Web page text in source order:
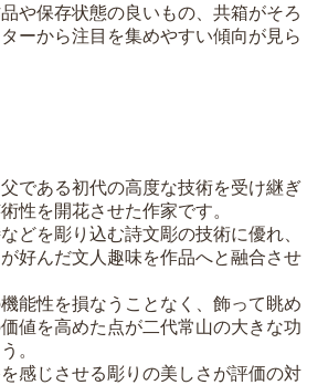
や保存状態の良いもの、共箱がそろ
ーから注目を集めやすい傾向が見ら
である初代の高度な技術を受け継ぎ
性を開花させた作家です。
どを彫り込む詩文彫の技術に優れ、
好んだ文人趣味を作品へと融合させ
能性を損なうことなく、飾って眺め
値を高めた点が二代常山の大きな功
。
感じさせる彫りの美しさが評価の対